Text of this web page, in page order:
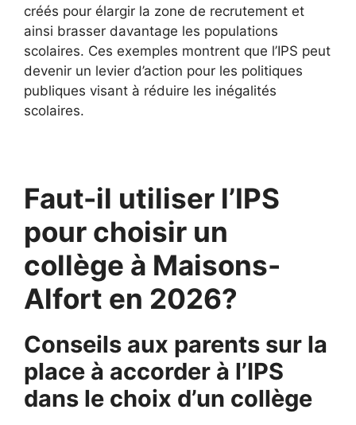
créés pour élargir la zone de recrutement et
ainsi brasser davantage les populations
scolaires. Ces exemples montrent que l’IPS peut
devenir un levier d’action pour les politiques
publiques visant à réduire les inégalités
scolaires.
Faut-il utiliser l’IPS
pour choisir un
collège à Maisons-
Alfort en 2026?
Conseils aux parents sur la
place à accorder à l’IPS
dans le choix d’un collège